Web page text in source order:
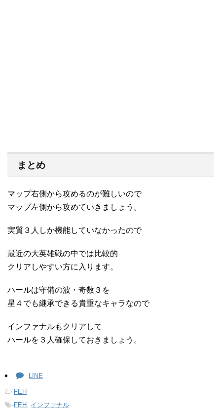
まとめ
マップ右側から攻めるのが難しいので
マップ左側から攻めていきましょう。
実質３人しか機能していなかったので
最近の大英雄戦の中では比較的
クリアしやすい方に入ります。
ハールは守備の波・奇数３を
星４でも継承できる貴重なキャラなので
インファナルもクリアして
ハールを３人確保しておきましょう。
LINE
-FEH
-FEH インファナル